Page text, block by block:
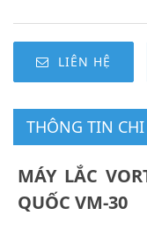
LIÊN HỆ
THÔNG TIN CHI
MÁY LẮC
QUỐC VM-30